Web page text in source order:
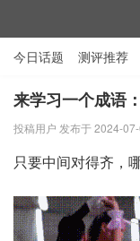
今日话题 测评推荐
行业产品 在线投稿
来学习一个成语
投稿用户 发布于 2024-
只要中间对得齐，